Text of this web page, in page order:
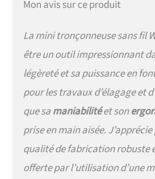
20v,
5 ans
sous
Mon avis sur ce produit
La mini tronçonneuse sans fil
être un outil impressionnant
légèreté et sa puissance en
pour les travaux d’élagage et
que samaniabilitéet son
prise en main aisée.
qualité de fabrication robuste
offerte par l’utilisation d’une